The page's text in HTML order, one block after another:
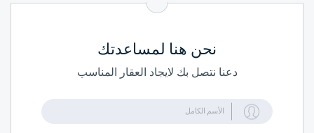
نحن هنا لمساعدتك
دعنا نتصل بك لايجاد العقار المناسب